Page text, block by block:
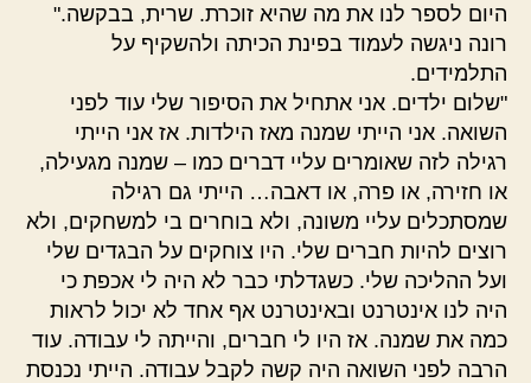
היום לספר לנו את מה שהיא זוכרת. שרית, בבקשה."
רונה ניגשה לעמוד בפינת הכיתה ולהשקיף על
התלמידים.
"שלום ילדים. אני אתחיל את הסיפור שלי עוד לפני
השואה. אני הייתי שמנה מאז הילדות. אז אני הייתי
רגילה לזה שאומרים עליי דברים כמו – שמנה מגעילה,
או חזירה, או פרה, או דאבה… הייתי גם רגילה
שמסתכלים עליי משונה, ולא בוחרים בי למשחקים, ולא
רוצים להיות חברים שלי. היו צוחקים על הבגדים שלי
ועל ההליכה שלי. כשגדלתי כבר לא היה לי אכפת כי
היה לנו אינטרנט ובאינטרנט אף אחד לא יכול לראות
כמה את שמנה. אז היו לי חברים, והייתה לי עבודה. עוד
הרבה לפני השואה היה קשה לקבל עבודה. הייתי נכנסת